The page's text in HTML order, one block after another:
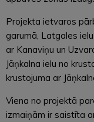
Projekta ietvaros
garumā, Latgales
ar Kanaviņu un
Jāņkalna ielu no
krustojuma ar
Viena no projektā
izmaiņām ir saistīta